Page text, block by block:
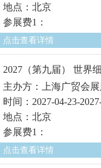
地点：北京
参展费1：
点击查看详情
2027（第九届） 世界
主办方：上海广贸会
时间：2027-04-23-
地点：北京
参展费1：
点击查看详情